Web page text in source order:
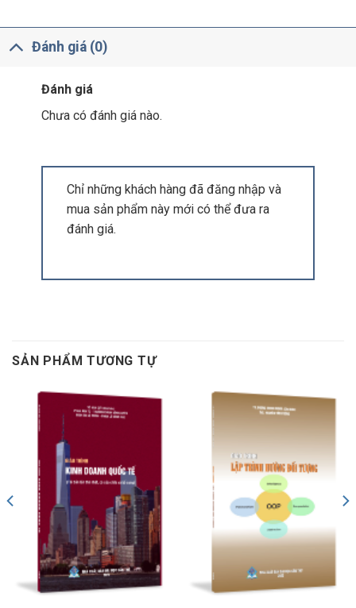
Đánh giá (0)
Đánh giá
Chưa có đánh giá nào.
Chỉ những khách hàng đã đăng nhập và
mua sản phẩm này mới có thể đưa ra
đánh giá.
SẢN PHẨM TƯƠNG TỰ